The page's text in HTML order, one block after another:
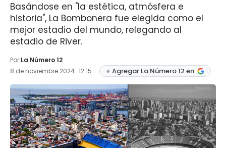
Basándose en "la estética, atmósfera e
historia", La Bombonera fue elegida como el
mejor estadio del mundo, relegando al
estadio de River.
Por:La Número 12
8 de noviembre 2024 · 12:15
+ Agregar La Número 12 en